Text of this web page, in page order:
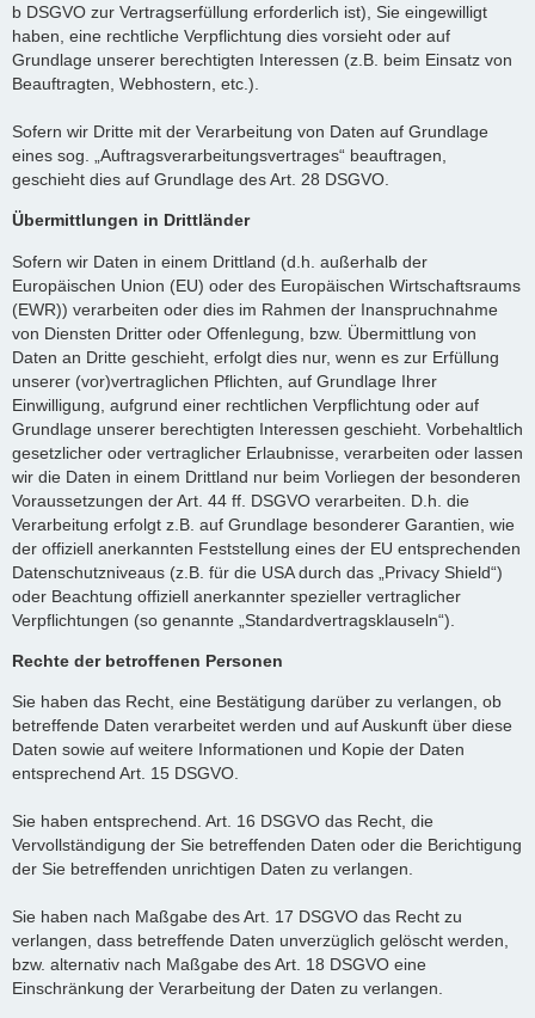
b DSGVO zur Vertragserfüllung erforderlich ist), Sie eingewilligt
haben, eine rechtliche Verpflichtung dies vorsieht oder auf
Grundlage unserer berechtigten Interessen (z.B. beim Einsatz von
Beauftragten, Webhostern, etc.).
Sofern wir Dritte mit der Verarbeitung von Daten auf Grundlage
eines sog. „Auftragsverarbeitungsvertrages“ beauftragen,
geschieht dies auf Grundlage des Art. 28 DSGVO.
Übermittlungen in Drittländer
Sofern wir Daten in einem Drittland (d.h. außerhalb der
Europäischen Union (EU) oder des Europäischen Wirtschaftsraums
(EWR)) verarbeiten oder dies im Rahmen der Inanspruchnahme
von Diensten Dritter oder Offenlegung, bzw. Übermittlung von
Daten an Dritte geschieht, erfolgt dies nur, wenn es zur Erfüllung
unserer (vor)vertraglichen Pflichten, auf Grundlage Ihrer
Einwilligung, aufgrund einer rechtlichen Verpflichtung oder auf
Grundlage unserer berechtigten Interessen geschieht. Vorbehaltlich
gesetzlicher oder vertraglicher Erlaubnisse, verarbeiten oder lassen
wir die Daten in einem Drittland nur beim Vorliegen der besonderen
Voraussetzungen der Art. 44 ff. DSGVO verarbeiten. D.h. die
Verarbeitung erfolgt z.B. auf Grundlage besonderer Garantien, wie
der offiziell anerkannten Feststellung eines der EU entsprechenden
Datenschutzniveaus (z.B. für die USA durch das „Privacy Shield“)
oder Beachtung offiziell anerkannter spezieller vertraglicher
Verpflichtungen (so genannte „Standardvertragsklauseln“).
Rechte der betroffenen Personen
Sie haben das Recht, eine Bestätigung darüber zu verlangen, ob
betreffende Daten verarbeitet werden und auf Auskunft über diese
Daten sowie auf weitere Informationen und Kopie der Daten
entsprechend Art. 15 DSGVO.
Sie haben entsprechend. Art. 16 DSGVO das Recht, die
Vervollständigung der Sie betreffenden Daten oder die Berichtigung
der Sie betreffenden unrichtigen Daten zu verlangen.
Sie haben nach Maßgabe des Art. 17 DSGVO das Recht zu
verlangen, dass betreffende Daten unverzüglich gelöscht werden,
bzw. alternativ nach Maßgabe des Art. 18 DSGVO eine
Einschränkung der Verarbeitung der Daten zu verlangen.